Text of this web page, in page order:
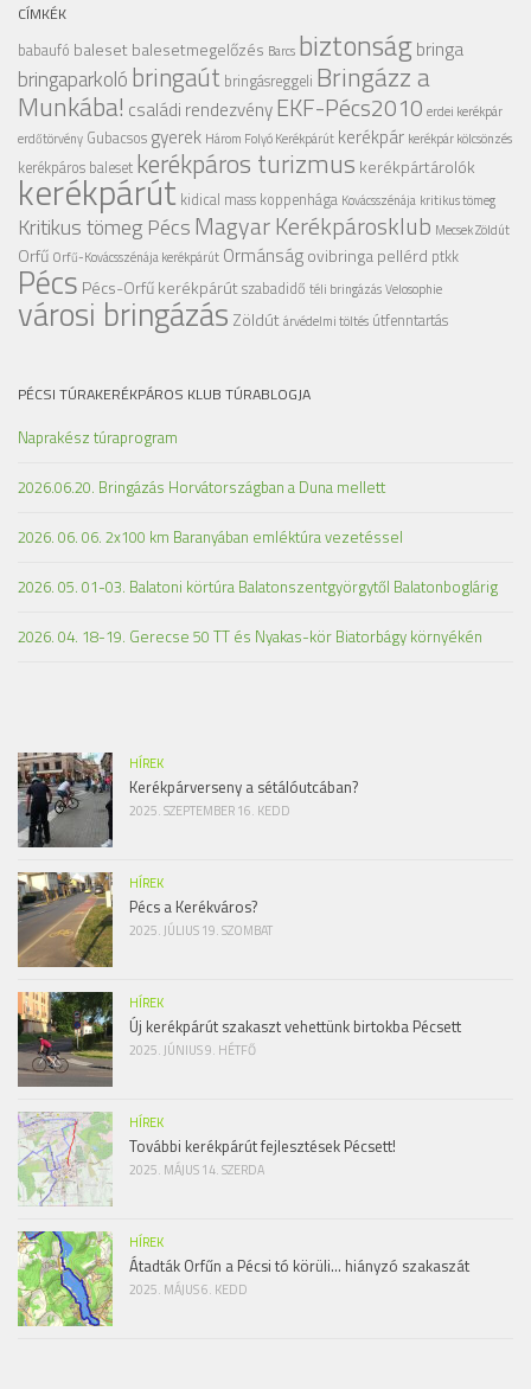
CÍMKÉK
babaufó balesetbalesetmegelőzés Barcs biztonságbringa
bringaparkolóbringaút bringásreggeli Bringázz a
Munkába! családi rendezvényEKF-Pécs2010 erdei kerékpár
erdőtörvény Gubacsos gyerek Három Folyó Kerékpárút kerékpár kerékpár kölcsönzés
kerékpáros baleset kerékpáros turizmus kerékpártárolók
kerékpárút kidical mass koppenhága Kovácsszénája kritikus tömeg
Kritikus tömeg PécsMagyar Kerékpárosklub Mecsek Zöldút
Orfű Orfű-Kovácsszénája kerékpárút Ormánságovibringapellérd ptkk
Pécs Pécs-Orfű kerékpárútszabadidő téli bringázásVelosophie
városi bringázás Zöldútárvédelmi töltés útfenntartás
PÉCSI TÚRAKERÉKPÁROS KLUB TÚRABLOGJA
Naprakész túraprogram
2026.06.20. Bringázás Horvátországban a Duna mellett
2026. 06. 06. 2x100 km Baranyában emléktúra vezetéssel
2026. 05. 01-03. Balatoni körtúra Balatonszentgyörgytől Balatonboglárig
2026. 04. 18-19. Gerecse 50 TT és Nyakas-kör Biatorbágy környékén
HÍREK
Kerékpárverseny a sétálóutcában?
2025. SZEPTEMBER 16. KEDD
HÍREK
Pécs a Kerékváros?
2025. JÚLIUS 19. SZOMBAT
HÍREK
Új kerékpárút szakaszt vehettünk birtokba Pécsett
2025. JÚNIUS 9. HÉTFŐ
HÍREK
További kerékpárút fejlesztések Pécsett!
2025. MÁJUS 14. SZERDA
HÍREK
Átadták Orfűn a Pécsi tó körüli… hiányzó szakaszát
2025. MÁJUS 6. KEDD